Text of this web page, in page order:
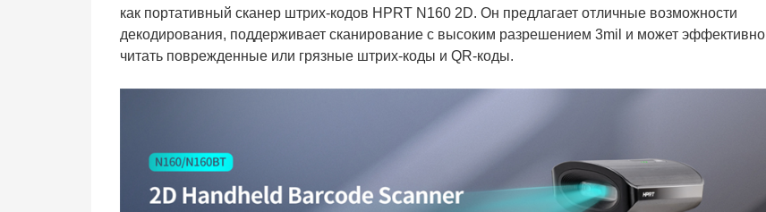
как портативный сканер штрих-кодов HPRT N160 2D. Он предлагает отличные возможности
декодирования, поддерживает сканирование с высоким разрешением 3mil и может эффективно
читать поврежденные или грязные штрих-коды и QR-коды.